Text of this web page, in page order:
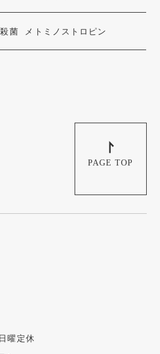
殺菌 メトミノストロピン
PAGE TOP
曜定休